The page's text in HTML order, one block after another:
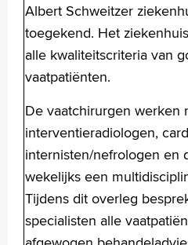
Albert Schweitzer
toegekend. Het
alle kwaliteitscriteria van
vaatpatiënten.
De vaatchirurgen werken
interventieradiologen,
internisten/nefrologen en
wekelijks een
Tijdens dit overleg
specialisten alle